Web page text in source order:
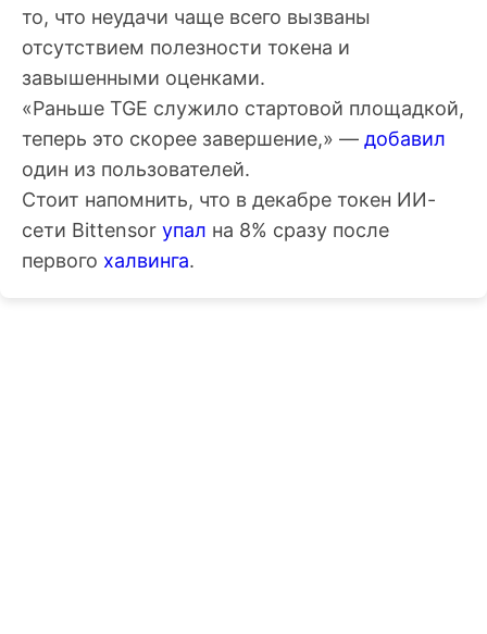
то, что неудачи чаще всего вызваны
отсутствием полезности токена и
завышенными оценками.
«Раньше TGE служило стартовой площадкой,
теперь это скорее завершение,» — добавил
один из пользователей.
Стоит напомнить, что в декабре токен ИИ-
сети Bittensor упал на 8% сразу после
первого халвинга.